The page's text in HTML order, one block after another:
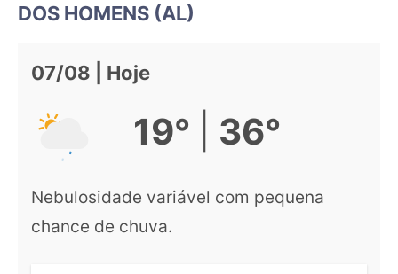
DOS HOMENS (AL)
07/08 | Hoje
19° 36°
Nebulosidade variável com pequena
chance de chuva.